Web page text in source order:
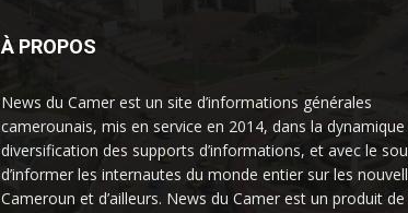
À PROPOS
News du Camer est un site d’informations générales
camerounais, mis en service en 2014, dans la dynamique
diversification des supports d’informations, et avec le
d’informer les internautes du monde entier sur les
Cameroun et d’ailleurs. News du Camer est un produit de